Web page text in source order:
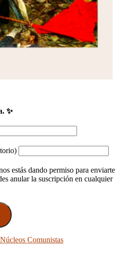
✨
estás dando permiso para enviarte
anular la suscripción en cualquier
Comunistas